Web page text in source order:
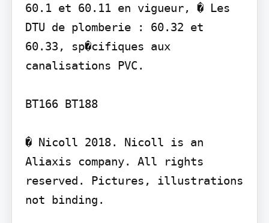
60.1 et 60.11 en vigueur, � Les
DTU de plomberie : 60.32 et
60.33, sp�cifiques aux
canalisations PVC.
BT166 BT188
� Nicoll 2018. Nicoll is an
Aliaxis company. All rights
reserved. Pictures, illustrations
not binding.